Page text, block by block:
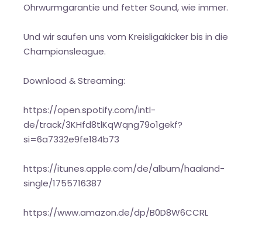
Ohrwurmgarantie und fetter Sound, wie immer.
Und wir saufen uns vom Kreisligakicker bis in die
Championsleague.
Download & Streaming:
https://open.spotify.com/intl-
de/track/3KHfd8tlKqWqng79o1gekf?
si=6a7332e9fe184b73
https://itunes.apple.com/de/album/haaland-
single/1755716387
https://www.amazon.de/dp/B0D8W6CCRL